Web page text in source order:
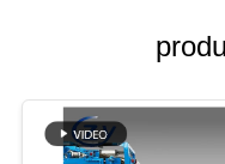
DU
SITE